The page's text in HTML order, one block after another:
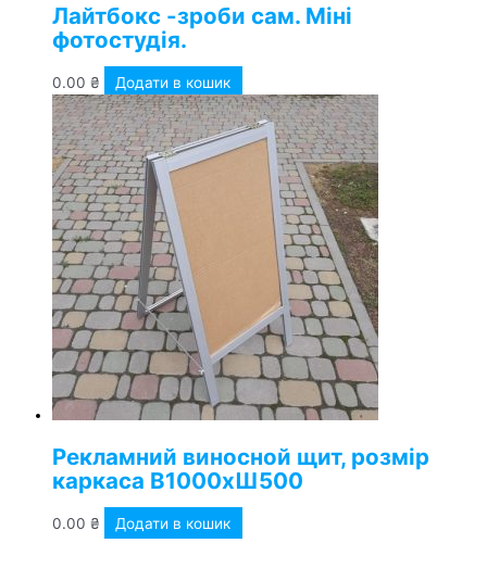
Лайтбокс -зроби сам. Міні
фотостудія.
0.00 ₴ Додати в кошик
Рекламний виносной щит, розмір
каркаса В1000хШ500
0.00 ₴ Додати в кошик